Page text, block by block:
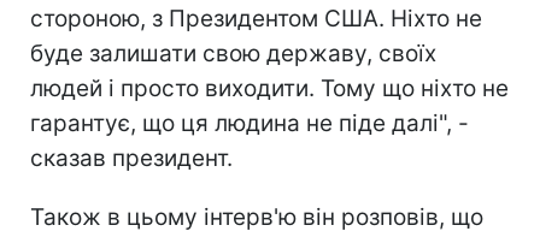
стороною, з Президентом США. Ніхто не
буде залишати свою державу, своїх
людей і просто виходити. Тому що ніхто не
гарантує, що ця людина не піде далі", -
сказав президент.
Також в цьому інтерв'ю він розповів, що